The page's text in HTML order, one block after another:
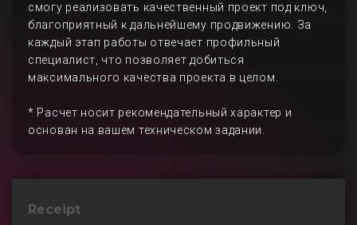
смогу реализовать качественный проект под ключ,
благоприятный к дальнейшему продвижению. За
каждый этап работы отвечает профильный
специалист, что позволяет добиться
максимального качества проекта в целом.
* Расчет носит рекомендательный характер и
основан на вашем техническом задании.
Receipt